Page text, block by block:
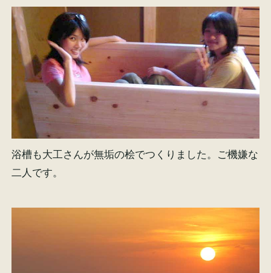
浴槽も大工さんが無垢の桧でつくりました。ご機嫌な
二人です。